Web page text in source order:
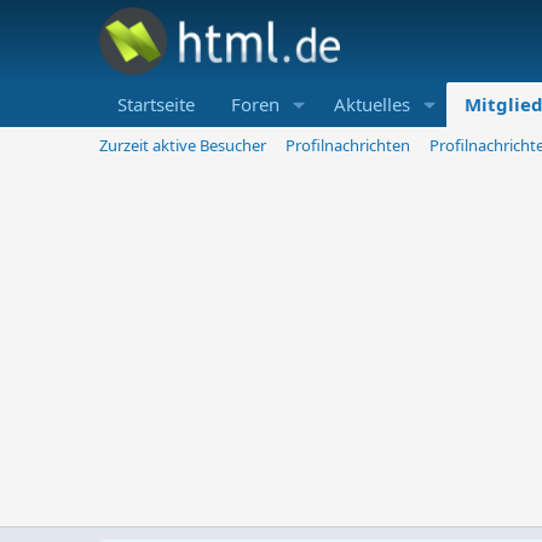
Startseite Foren Aktuelles
Zurzeit aktive Besucher Profilnachrichten